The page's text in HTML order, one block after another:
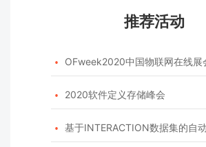
推荐活动
 OFweek2020中国物联网在线展
 2020软件定义存储峰会
 基于INTERACTION数据集的自动驾驶预